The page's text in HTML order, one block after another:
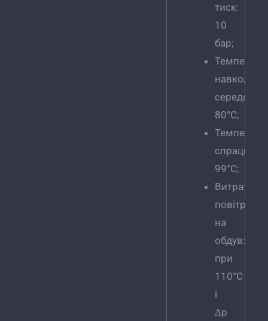
тиск:
10
бар;
80°C;
99°C;
Витрата
повітря
на
обдув:
при
110°C
і
Δp